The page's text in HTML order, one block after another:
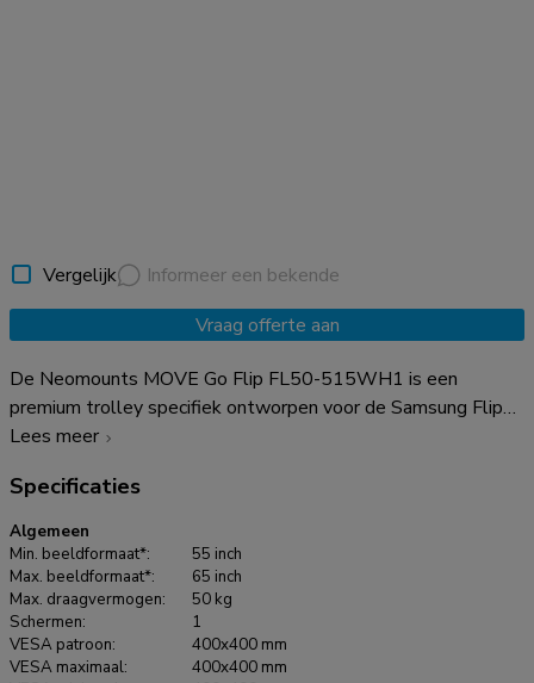
Vergelijk
Informeer een bekende
Vraag offerte aan
De Neomounts MOVE Go Flip FL50-515WH1 is een
premium trolley specifiek ontworpen voor de Samsung Flip
55" en 65" displays. Dankzij de snelle rotatie interface en
Flip, kunnen gebruikers moeiteloos verplaatsen, verstellen
en presenteren. Het is de ideale oplossing voor flexibele
samenwerking in moderne klaslokalen, vergaderzalen en
dynamische werkruimtes. Met de soepele 90° rotatie van de
Neomounts MOVE Go Flip wissel je eenvoudig tussen
portrait- en landscape modus, perfect voor dynamische
brainstormsessies, interactieve lessen of hybride
Lees meer
Specificaties
Algemeen
Min. beeldformaat*:
55 inch
Max. beeldformaat*:
65 inch
Max. draagvermogen:
50 kg
Schermen:
1
VESA patroon:
400x400 mm
VESA maximaal:
400x400 mm